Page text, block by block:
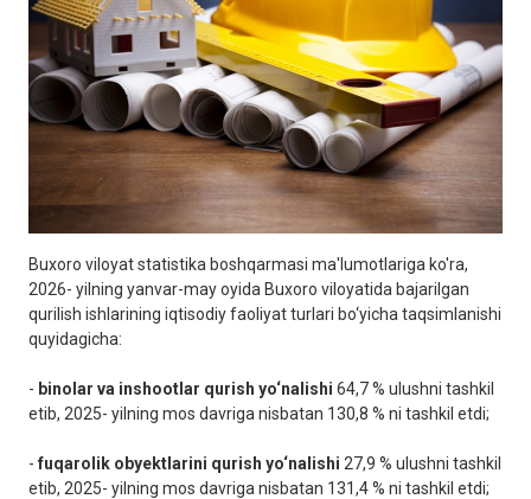
Buxoro viloyat statistika boshqarmasi ma'lumotlariga ko'ra,
2026- yilning yanvar-may oyida Buxoro viloyatida bajarilgan
qurilish ishlarining iqtisodiy faoliyat turlari bo‘yicha taqsimlanishi
quyidagicha:
- binolar va inshootlar qurish yo‘nalishi 64,7 % ulushni tashkil
etib, 2025- yilning mos davriga nisbatan 130,8 % ni tashkil etdi;
- fuqarolik obyektlarini qurish yo‘nalishi 27,9 % ulushni tashkil
etib, 2025- yilning mos davriga nisbatan 131,4 % ni tashkil etdi;